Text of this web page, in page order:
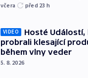
včera před 23 h
VIDEO
Hosté
probrali klesající
během vlny veder
5. 8. 2026